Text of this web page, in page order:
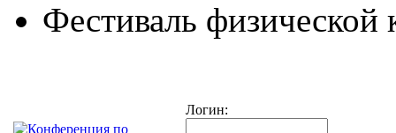
Фестиваль физической
Логин: